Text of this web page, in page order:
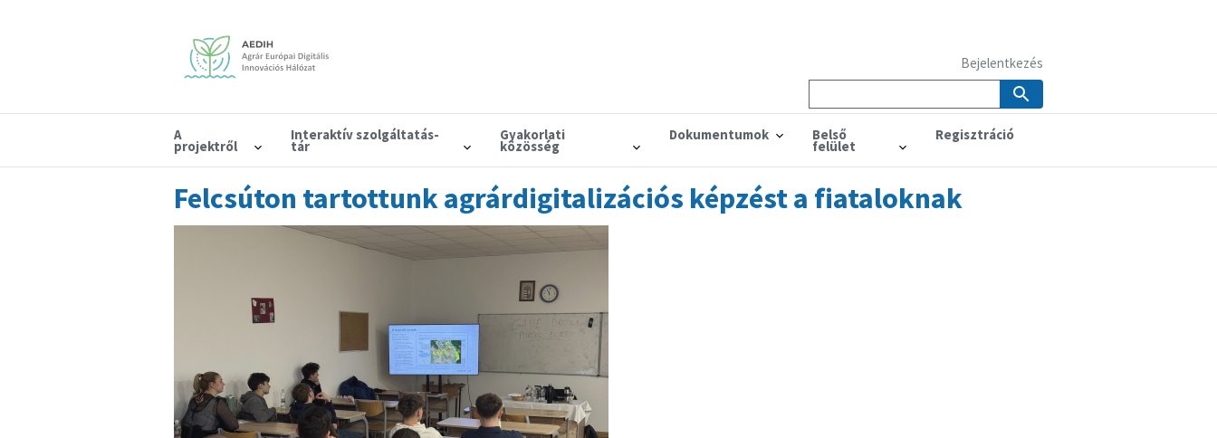
A
projektről
Interaktív szolgáltatás-
tár
Gyakorlati
közösség
Dokumentumok Belső
felület
Regisztráció
Bejelentkezés
Felcsúton tartottunk agrárdigitalizációs képzést a fiataloknak